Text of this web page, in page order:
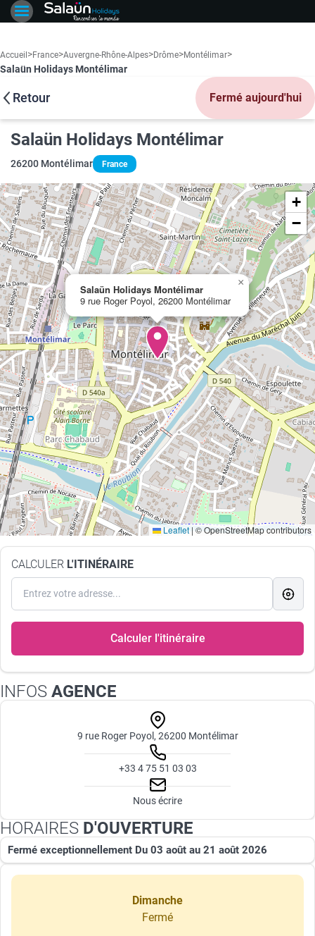
Accueil >France>Auvergne-Rhône-Alpes>Drôme>Montélimar>
Salaün Holidays Montélimar
Retour Fermé aujourd'hui
Salaün Holidays Montélimar
26200 Montélimar France
Salaün Holidays Montélimar
9 rue Roger Poyol, 26200 Montélimar
×
+
−
Leaflet | © OpenStreetMap contributors
CALCULER L'ITINÉRAIRE
Calculer l'itinéraire
INFOS AGENCE
9 rue Roger Poyol, 26200 Montélimar
+33 4 75 51 03 03
Nous écrire
HORAIRES D'OUVERTURE
Fermé exceptionnellement Du 03 août au 21 août 2026
Dimanche
Fermé